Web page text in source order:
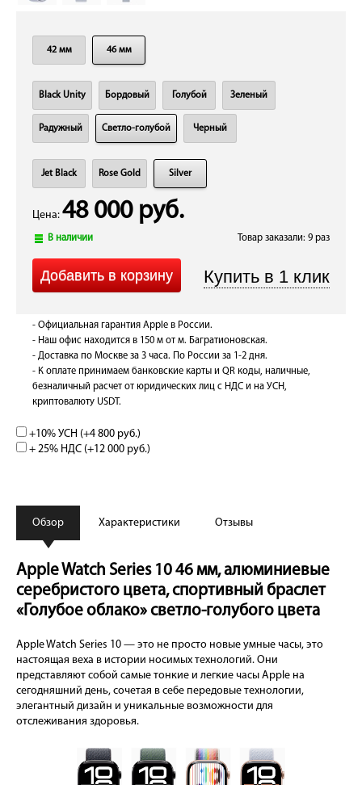
42 мм 46 мм
Black Unity Бордовый Голубой Зеленый
Радужный Светло-голубой Черный
Jet Black Rose Gold Silver
Цена: 48 000 руб.
В наличии Товар заказали: 9 раз
- Официальная гарантия Apple в России.
- Наш офис находится в 150 м от м. Багратионовская.
- Доставка по Москве за 3 часа. По России за 1-2 дня.
- К оплате принимаем банковские карты и QR коды, наличные,
безналичный расчет от юридических лиц с НДС и на УСН,
криптовалюту USDT.
+10% УСН (+4 800 руб.)
+ 25% НДС (+12 000 руб.)
Обзор Характеристики Отзывы
Apple Watch Series 10 46 мм, алюминиевые
серебристого цвета, спортивный браслет
«Голубое облако» светло-голубого цвета
Apple Watch Series 10 — это не просто новые умные часы, это
настоящая веха в истории носимых технологий. Они
представляют собой самые тонкие и легкие часы Apple на
сегодняшний день, сочетая в себе передовые технологии,
элегантный дизайн и уникальные возможности для
отслеживания здоровья.